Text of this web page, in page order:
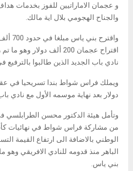
و عجمان الاماراتيين للفوز بخدمات
والجناح الهجومي بلال اية مالك.
اقتراح عجمان 200 ألف
نادي باب الجديد الذين طالبوا
دولار بعد نهاية موسمه الأول مع نادي
وتأمل هيئة الدكتور محسن الطرابلسي
من مشاركة فراس شواط في نهائيات
الوطني بالاضافة الى ارتفاع القيمة
الباهر منذ قدومه للنادي الافريقي
بني ياس.